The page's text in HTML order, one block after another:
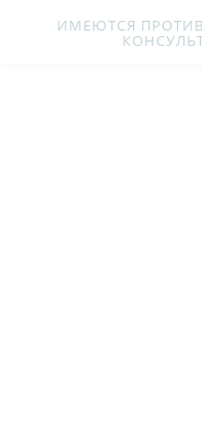
ИМЕЮТСЯ